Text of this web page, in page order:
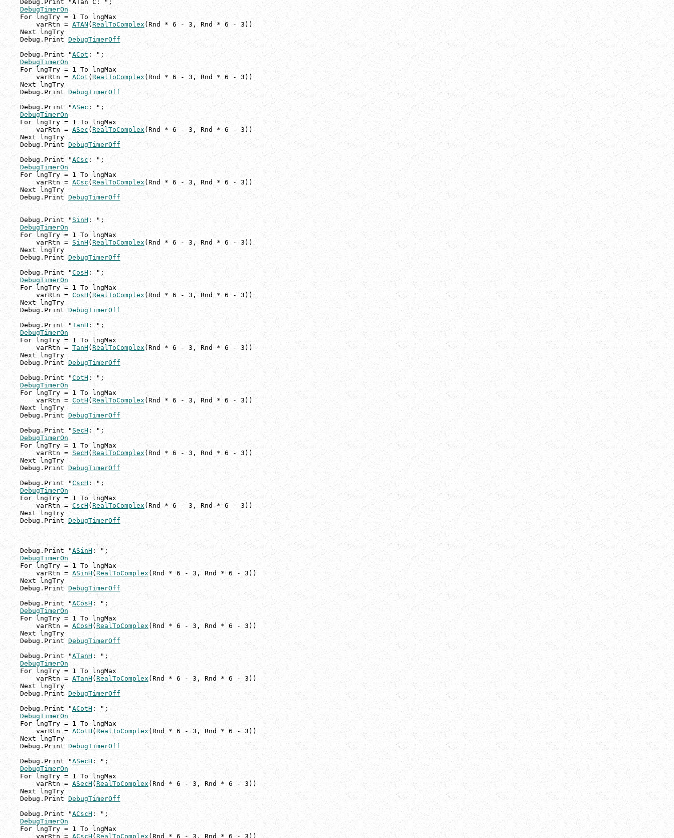
    Debug.Print "ATan C: ";
DebugTimerOn
    For lngTry = 1 To lngMax
        varRtn =
ATAN ( RealToComplex(Rnd * 6 - 3, Rnd * 6 - 3))
    Next lngTry
    Debug.Print
DebugTimerOff
    Debug.Print "
ACot : ";
DebugTimerOn
    For lngTry = 1 To lngMax
        varRtn =
ACot ( RealToComplex (Rnd * 6 - 3, Rnd * 6 - 3))
    Next lngTry
    Debug.Print
DebugTimerOff
    Debug.Print "
ASec : ";
DebugTimerOn
    For lngTry = 1 To lngMax
        varRtn =
ASec ( RealToComplex (Rnd * 6 - 3, Rnd * 6 - 3))
    Next lngTry
    Debug.Print
DebugTimerOff
    Debug.Print "
ACsc : ";
DebugTimerOn
    For lngTry = 1 To lngMax
        varRtn =
ACsc ( RealToComplex (Rnd * 6 - 3, Rnd * 6 - 3))
    Next lngTry
    Debug.Print
DebugTimerOff
    Debug.Print "
SinH : ";
DebugTimerOn
    For lngTry = 1 To lngMax
        varRtn =
SinH( RealToComplex(Rnd * 6 - 3, Rnd * 6 - 3))
    Next lngTry
    Debug.Print
DebugTimerOff
    Debug.Print "
CosH : ";
DebugTimerOn
    For lngTry = 1 To lngMax
        varRtn =
CosH( RealToComplex(Rnd * 6 - 3, Rnd * 6 - 3))
    Next lngTry
    Debug.Print
DebugTimerOff
    Debug.Print "
TanH : ";
DebugTimerOn
    For lngTry = 1 To lngMax
        varRtn =
TanH ( RealToComplex(Rnd * 6 - 3, Rnd * 6 - 3))
    Next lngTry
    Debug.Print
DebugTimerOff
    Debug.Print "
CotH : ";
DebugTimerOn
    For lngTry = 1 To lngMax
        varRtn =
CotH ( RealToComplex (Rnd * 6 - 3, Rnd * 6 - 3))
    Next lngTry
    Debug.Print
DebugTimerOff
    Debug.Print "
SecH : ";
DebugTimerOn
    For lngTry = 1 To lngMax
        varRtn =
SecH ( RealToComplex(Rnd * 6 - 3, Rnd * 6 - 3))
    Next lngTry
    Debug.Print
DebugTimerOff
    Debug.Print "
CscH : ";
DebugTimerOn
    For lngTry = 1 To lngMax
        varRtn =
CscH ( RealToComplex (Rnd * 6 - 3, Rnd * 6 - 3))
    Next lngTry
    Debug.Print
DebugTimerOff
    Debug.Print "
ASinH : ";
DebugTimerOn
    For lngTry = 1 To lngMax
        varRtn =
ASinH ( RealToComplex (Rnd * 6 - 3, Rnd * 6 - 3))
    Next lngTry
    Debug.Print
DebugTimerOff
    Debug.Print "
ACosH : ";
DebugTimerOn
    For lngTry = 1 To lngMax
        varRtn =
ACosH ( RealToComplex (Rnd * 6 - 3, Rnd * 6 - 3))
    Next lngTry
    Debug.Print
DebugTimerOff
    Debug.Print "
ATanH : ";
DebugTimerOn
    For lngTry = 1 To lngMax
        varRtn =
ATanH ( RealToComplex (Rnd * 6 - 3, Rnd * 6 - 3))
    Next lngTry
    Debug.Print
DebugTimerOff
    Debug.Print "
ACotH : ";
DebugTimerOn
    For lngTry = 1 To lngMax
        varRtn =
ACotH (RealToComplex (Rnd * 6 - 3, Rnd * 6 - 3))
    Next lngTry
    Debug.Print
DebugTimerOff
    Debug.Print "
ASecH : ";
DebugTimerOn
    For lngTry = 1 To lngMax
        varRtn =
ASecH (RealToComplex(Rnd * 6 - 3, Rnd * 6 - 3))
    Next lngTry
    Debug.Print
DebugTimerOff
    Debug.Print "
ACscH : ";
DebugTimerOn
    For lngTry = 1 To lngMax
        varRtn =
ACscH ( RealToComplex (Rnd * 6 - 3, Rnd * 6 - 3))